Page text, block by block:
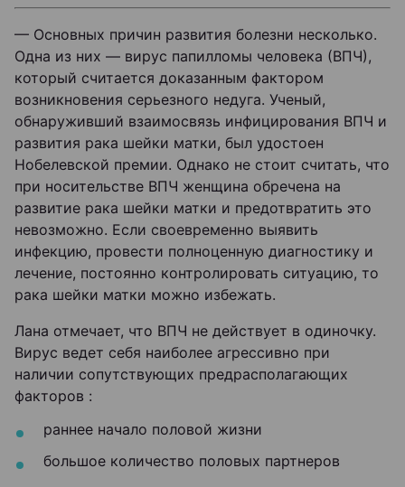
— Основных причин развития болезни несколько.
Одна из них — вирус папилломы человека (ВПЧ),
который считается доказанным фактором
возникновения серьезного недуга. Ученый,
обнаруживший взаимосвязь инфицирования ВПЧ и
развития рака шейки матки, был удостоен
Нобелевской премии. Однако не стоит считать, что
при носительстве ВПЧ женщина обречена на
развитие рака шейки матки и предотвратить это
невозможно. Если своевременно выявить
инфекцию, провести полноценную диагностику и
лечение, постоянно контролировать ситуацию, то
рака шейки матки можно избежать.
Лана отмечает, что ВПЧ не действует в одиночку.
Вирус ведет себя наиболее агрессивно при
наличии сопутствующих предрасполагающих
факторов :
раннее начало половой жизни
большое количество половых партнеров